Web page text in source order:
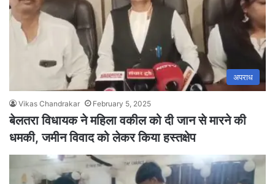
अपराध
Vikas Chandrakar February 5, 2025
बेलतरा विधायक ने महिला वकील को दी जान से मारने की
धमकी, जमीन विवाद को लेकर किया हस्तक्षेप